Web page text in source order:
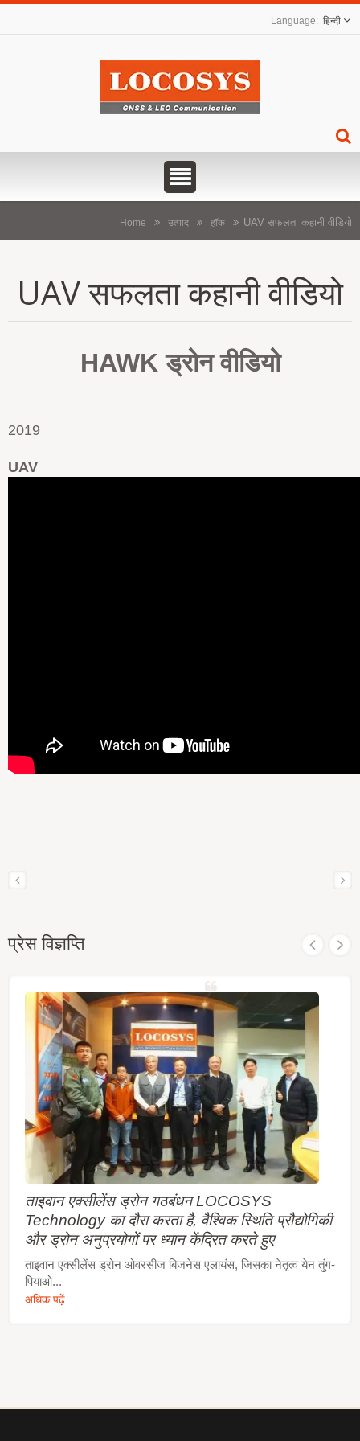
हिन्दी
Home उत्पाद हॉक UAV सफलता कहानी वीडियो
UAV सफलता कहानी वीडियो
HAWK ड्रोन वीडियो
2019
UAV
प्रेस विज्ञप्ति
ताइवान एक्सीलेंस ड्रोन गठबंधन LOCOSYS
Technology का दौरा करता है, वैश्विक स्थिति प्रौद्योगिकी
और ड्रोन अनुप्रयोगों पर ध्यान केंद्रित करते हुए
ताइवान एक्सीलेंस ड्रोन ओवरसीज बिजनेस एलायंस, जिसका नेतृत्व येन तुंग-
पियाओ...
अधिक पढ़ें